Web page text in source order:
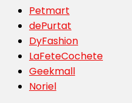
Petmart
dePurtat
DyFashion
LaFeteCochete
Geekmall
Noriel